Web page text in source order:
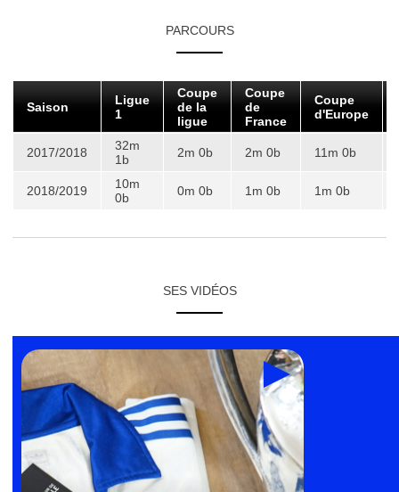
PARCOURS
Saison
Ligue
1
Coupe
de la
ligue
Coupe
de
France
Coupe
d'Europe
2017/2018
32m
1b
2m 0b 2m 0b 11m 0b
2018/2019
10m
0b
0m 0b 1m 0b 1m 0b
SES VIDÉOS